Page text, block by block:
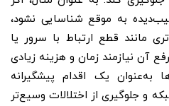
به موقع شناسایی نشود،
مانند قطع ارتباط با سرور یا
آن نیازمند زمان و هزینه زیادی
به‌عنوان یک اقدام پیشگیرانه
و جلوگیری از اختلالات وسیع‌تر